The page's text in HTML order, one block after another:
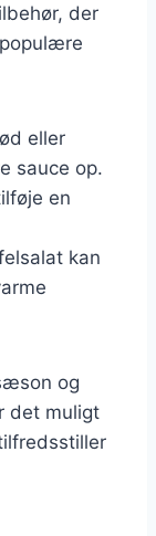
der
eller
sauce op.
en
kan
og
det muligt